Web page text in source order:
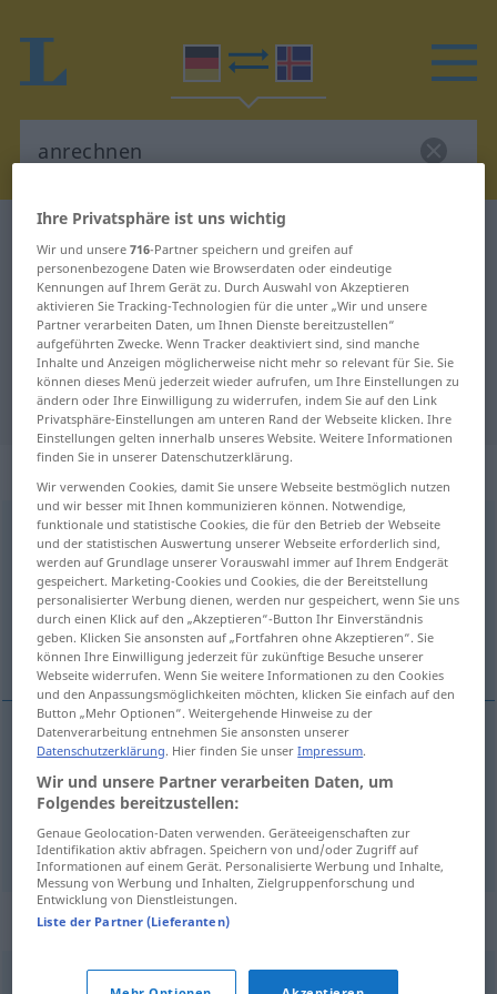
Deutsch-Isländisch Wörterbuch
Deutsch-Isländisch Übersetzung
für "anrechnen"
"anrechnen" Isländisch
Übersetzung
„anrechnen“
anrechnen
Übersicht aller Übersetzungen
(Für mehr Details die Übersetzung anklicken/antippen)
meta eitthvað mikils við einhvern
Beispiele
jemandemetwas hochanrechnen
meta eitthvað
Synonyme für "anrechnen"
Ihre Privatsphäre ist uns wichtig
Wir und unsere716-Partner speichern und greifen auf
personenbezogene Daten wie Browserdaten oder eindeutige
Kennungen auf Ihrem Gerät zu. Durch Auswahl von Akzeptieren
aktivieren Sie Tracking-Technologien für die unter „Wir und unsere
Partner verarbeiten Daten, um Ihnen Dienste bereitzustellen“
aufgeführten Zwecke. Wenn Tracker deaktiviert sind, sind manche
Inhalte und Anzeigen möglicherweise nicht mehr so relevant für Sie. Sie
können dieses Menü jederzeit wieder aufrufen, um Ihre Einstellungen zu
ändern oder Ihre Einwilligung zu widerrufen, indem Sie auf den Link
Privatsphäre-Einstellungen am unteren Rand der Webseite klicken. Ihre
Einstellungen gelten innerhalb unseres Website. Weitere Informationen
finden Sie in unserer Datenschutzerklärung.
Wir verwenden Cookies, damit Sie unsere Webseite bestmöglich nutzen
und wir besser mit Ihnen kommunizieren können. Notwendige,
funktionale und statistische Cookies, die für den Betrieb der Webseite
und der statistischen Auswertung unserer Webseite erforderlich sind,
werden auf Grundlage unserer Vorauswahl immer auf Ihrem Endgerät
gespeichert. Marketing-Cookies und Cookies, die der Bereitstellung
personalisierter Werbung dienen, werden nur gespeichert, wenn Sie uns
durch einen Klick auf den „Akzeptieren“-Button Ihr Einverständnis
geben. Klicken Sie ansonsten auf „Fortfahren ohne Akzeptieren“. Sie
können Ihre Einwilligung jederzeit für zukünftige Besuche unserer
Webseite widerrufen. Wenn Sie weitere Informationen zu den Cookies
und den Anpassungsmöglichkeiten möchten, klicken Sie einfach auf den
Button „Mehr Optionen“. Weitergehende Hinweise zu der
Datenverarbeitung entnehmen Sie ansonsten unserer
Datenschutzerklärung. Hier finden Sie unserImpressum.
Wir und unsere Partner verarbeiten Daten, um
Folgendes bereitzustellen:
Genaue Geolocation-Daten verwenden. Geräteeigenschaften zur
Identifikation aktiv abfragen. Speichern von und/oder Zugriff auf
Informationen auf einem Gerät. Personalisierte Werbung und Inhalte,
Messung von Werbung und Inhalten, Zielgruppenforschung und
Entwicklung von Dienstleistungen.
Liste der Partner (Lieferanten)